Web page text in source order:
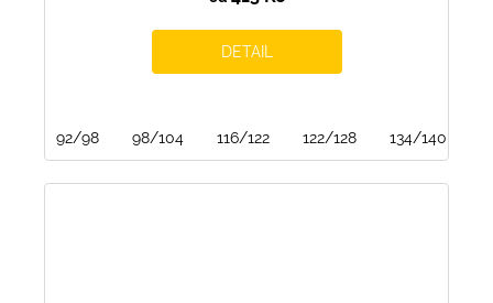
DETAIL
92/98 98/104 116/122 122/128 134/140